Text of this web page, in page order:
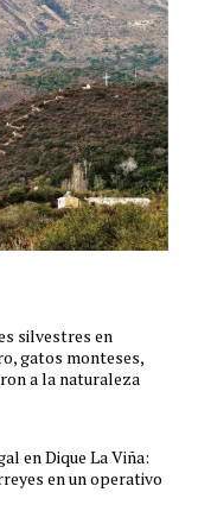
silvestres en
gatos monteses,
a la naturaleza
en Dique La Viña:
en un operativo